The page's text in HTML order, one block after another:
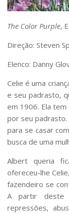
The Color Purple,
Direção: Steven
Elenco: Danny
Celie é uma
e seu padrasto,
em 1906. Ela tem
por seu padrasto.
para se casar
busca de uma
Albert queria
ofereceu-lhe
fazendeiro se
A partir deste
repressões,